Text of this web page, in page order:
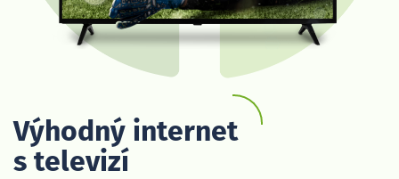
Výhodný internet
s televizí